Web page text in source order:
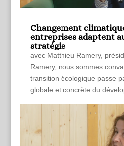
Changement
entreprises adaptent
stratégie
avec Matthieu Ramery,
Ramery, nous sommes
transition écologique passe
globale et concrète du